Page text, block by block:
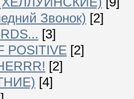
Звонок) [2]
[3]
POSITIVE [2]
[2]
[4]